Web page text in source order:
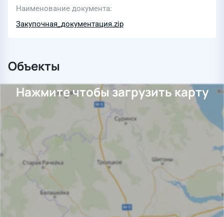
Наименование документа
Закупочная_документация.zip
Объекты
Нажмите чтобы загрузить карту